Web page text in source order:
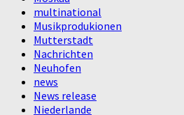
multinational
Musikprodukionen
Mutterstadt
Nachrichten
Neuhofen
news
News release
Niederlande